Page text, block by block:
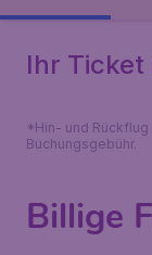
Ihr Ticket
*Hin- und
Buchungsgebühr.
Billige